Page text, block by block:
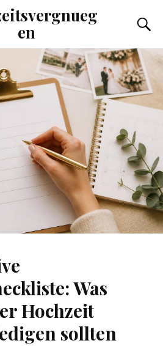
en
Was
Hochzeit
sollten